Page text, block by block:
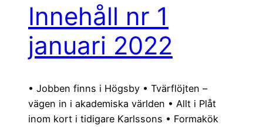
Innehåll nr 1
januari 2022
• Jobben finns i Högsby • Tvärflöjten –
vägen in i akademiska världen • Allt i Plåt
inom kort i tidigare Karlssons • Formakök